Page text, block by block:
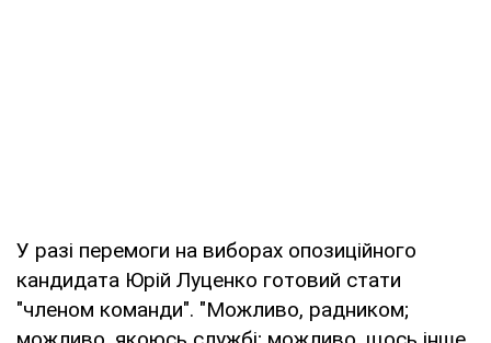
У разі перемоги на виборах опозиційного
кандидата Юрій Луценко готовий стати
"членом команди". "Можливо, радником;